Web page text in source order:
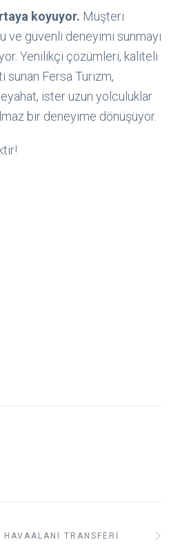
koyuyor. Müşteri
ve güvenli deneyimi sunmayı
Yenilikçi çözümleri, kaliteli
sunan Fersa Turizm,
ister uzun yolculuklar
bir deneyime dönüşüyor.
TRANSFERI